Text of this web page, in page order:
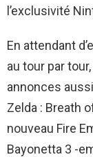
l’exclusivité
En attendant
au tour par
annonces
Zelda : Breath
nouveau Fire
Bayonetta 3 -